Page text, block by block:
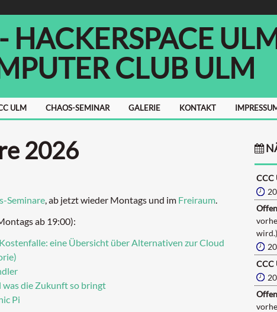
HACKERSPACE
CLUB ULM
ULM CHAOS-SEMINAR GALERIE KONTAKT
2026
Seminare, ab jetzt wieder Montags und im Freiraum.
ab 19:00):
eine Übersicht über Alternativen zur Cloud
die Zukunft so bringt
Pi
CCC
wird.)
CCC